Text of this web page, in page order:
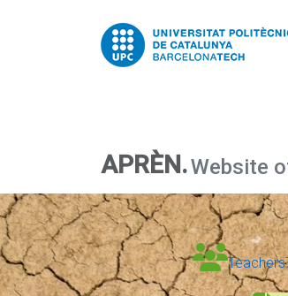
APRÈN.Website
Teachers